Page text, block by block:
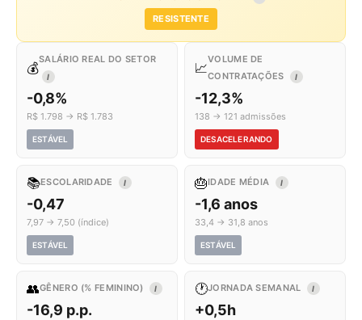
RESISTENTE
💰
SALÁRIO REAL DO SETOR
I
-0,8%
R$ 1.798 → R$ 1.783
ESTÁVEL
📈
VOLUME DE
CONTRATAÇÕES
I
-12,3%
138 → 121 admissões
DESACELERANDO
📚ESCOLARIDADE I
-0,47
7,97 → 7,50 (índice)
ESTÁVEL
🎂IDADE MÉDIA I
-1,6 anos
33,4 → 31,8 anos
ESTÁVEL
👥GÊNERO (% FEMININO) I
-16,9 p.p.
🕐JORNADA SEMANAL I
+0,5h